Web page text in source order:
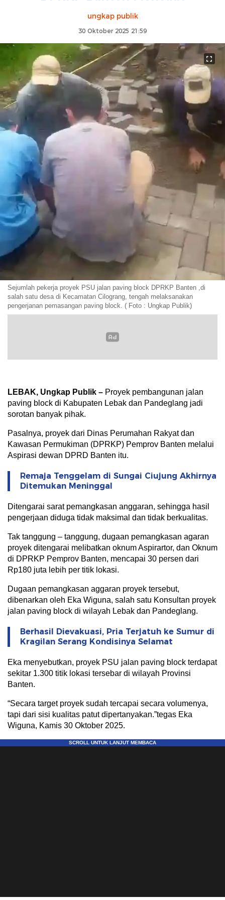
ungkap publik
30 Oktober 2025 21:59
Sejumlah pekerja proyek PSU jalan paving block DPRKP Banten ,di
salah satu desa di Kecamatan Cilograng, tengah melaksanakan
pengerjanan pemasangan paving block. ( Foto : Ungkap Publik)
LEBAK, Ungkap Publik – Proyek pembangunan jalan
paving block di Kabupaten Lebak dan Pandeglang jadi
sorotan banyak pihak.
Pasalnya, proyek dari Dinas Perumahan Rakyat dan
Kawasan Permukiman (DPRKP) Pemprov Banten melalui
Aspirasi dewan DPRD Banten itu.
Remaja Tenggelam di Sungai Ciujung Akhirnya
Ditemukan Meninggal
Ditengarai sarat pemangkasan anggaran, sehingga hasil
pengerjaan diduga tidak maksimal dan tidak berkualitas.
Tak tanggung – tanggung, dugaan pemangkasan agaran
proyek ditengarai melibatkan oknum Aspirartor, dan Oknum
di DPRKP Pemprov Banten, mencapai 30 persen dari
Rp180 juta lebih per titik lokasi.
Dugaan pemangkasan aggaran proyek tersebut,
dibenarkan oleh Eka Wiguna, salah satu Konsultan proyek
jalan paving block di wilayah Lebak dan Pandeglang.
Berhasil Dievakuasi, Pria Terjatuh ke Sumur di
Kragilan Serang Kondisinya Selamat
Eka menyebutkan, proyek PSU jalan paving block terdapat
sekitar 1.300 titik lokasi tersebar di wilayah Provinsi
Banten.
“Secara target proyek sudah tercapai secara volumenya,
tapi dari sisi kualitas patut dipertanyakan.”tegas Eka
Wiguna, Kamis 30 Oktober 2025.